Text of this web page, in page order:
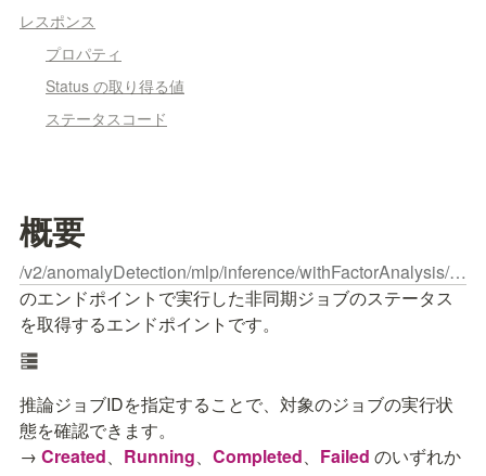
レスポンス
プロパティ
Status の取り得る値
ステータスコード
概要
/v2/anomalyDetection/mlp/inference/withFactorAnalysis/input/csv
のエンドポイントで実行した非同期ジョブのステータス
を取得するエンドポイントです。
推論ジョブIDを指定することで、対象のジョブの実行状
態を確認できます。
→ Created、 Running、 Completed、 Failed のいずれか